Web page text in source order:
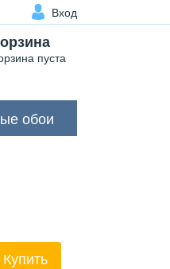
Вход
пуста
обои
Купить